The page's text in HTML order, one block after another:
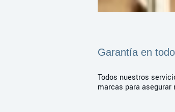
Todos nuestros
marcas para
Garantía en